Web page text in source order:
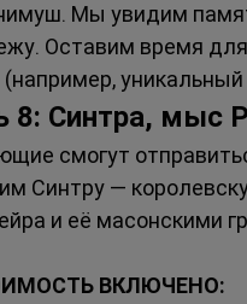
Мы увидим
Оставим время
(например,
8: Синтра, мыс
смогут
Синтру —
и её масонскими
ВКЛЮЧЕНО: